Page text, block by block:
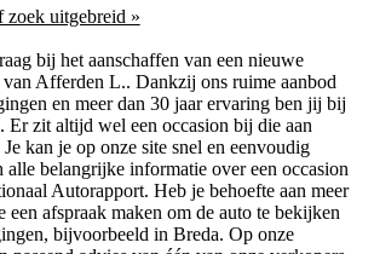
zoek uitgebreid »
bij het aanschaffen van een nieuwe
Afferden L.. Dankzij ons ruime aanbod
en meer dan 30 jaar ervaring ben jij bij
Er zit altijd wel een occasion bij die aan
kan je op onze site snel en eenvoudig
alle belangrijke informatie over een occasion
Autorapport. Heb je behoefte aan meer
een afspraak maken om de auto te bekijken
bijvoorbeeld in Breda. Op onze